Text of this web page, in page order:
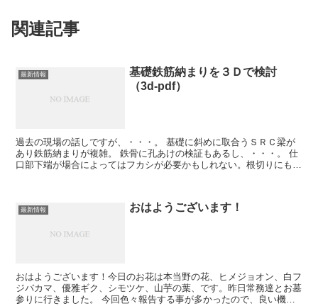
関連記事
最新情報
基礎鉄筋納まりを３Ｄで検討
（3d‐pdf）
過去の現場の話しですが、・・・。 基礎に斜めに取合うＳＲＣ梁が
あり鉄筋納まりが複雑。 鉄骨に孔あけの検証もあるし、・・・。 仕
口部下端が場合によってはフカシが必要かもしれない。根切りにも影
最新情報 おはようございます！
おはようございます！今日のお花は本当野の花、ヒメジョオン、白フ
ジバカマ、優雅ギク、シモツケ、山芋の葉、です。昨日常務達とお墓
参りに行きました。 今回色々報告する事が多かったので、良い機会